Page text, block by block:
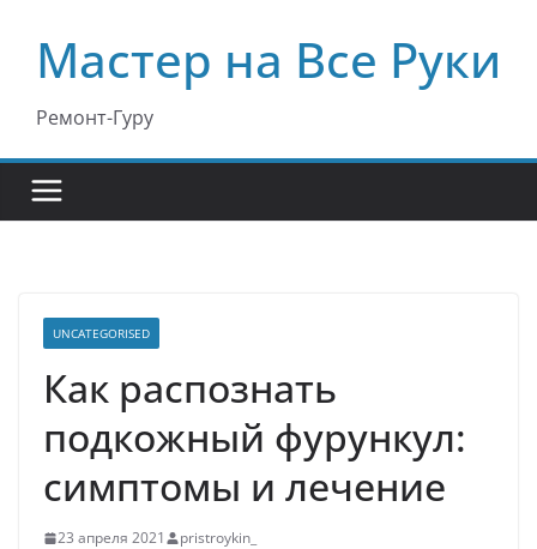
содержимому
Мастер на Все Руки
Ремонт-Гуру
UNCATEGORISED
Как распознать
подкожный фурункул:
симптомы и лечение
23 апреля 2021 pristroykin_